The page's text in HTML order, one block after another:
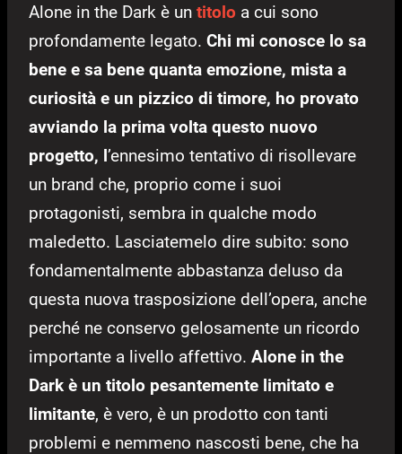
Alone in the Dark è un titolo a cui sono
profondamente legato. Chi mi conosce lo sa
bene e sa bene quanta emozione, mista a
curiosità e un pizzico di timore, ho provato
avviando la prima volta questo nuovo
progetto, l’ennesimo tentativo di risollevare
un brand che, proprio come i suoi
protagonisti, sembra in qualche modo
maledetto. Lasciatemelo dire subito: sono
fondamentalmente abbastanza deluso da
questa nuova trasposizione dell’opera, anche
perché ne conservo gelosamente un ricordo
importante a livello affettivo. Alone in the
Dark è un titolo pesantemente limitato e
limitante, è vero, è un prodotto con tanti
problemi e nemmeno nascosti bene, che ha